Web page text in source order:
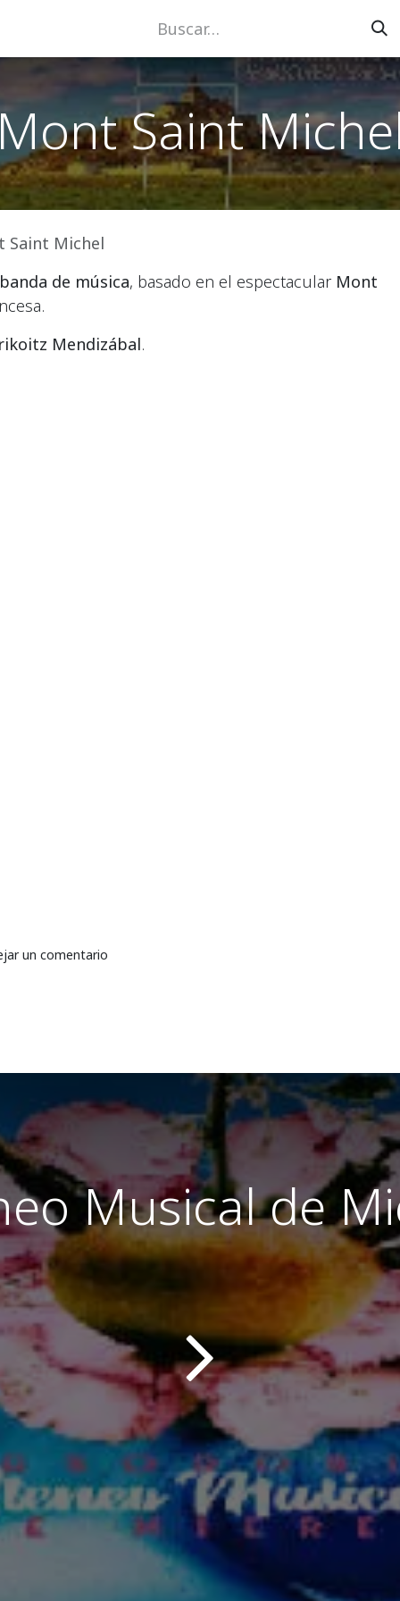
Medios Tienda
Saint
Saint Michel
de música, basado en el espectacular Mont
Mendizábal.
un comentario
Musical de